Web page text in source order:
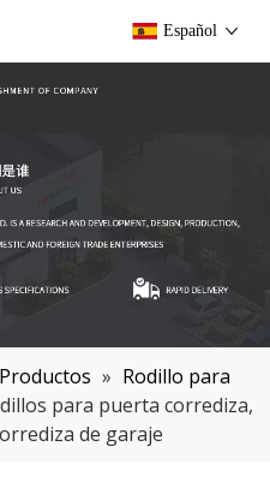
Español
Productos » Rodillo para
para puerta corrediza,
de garaje